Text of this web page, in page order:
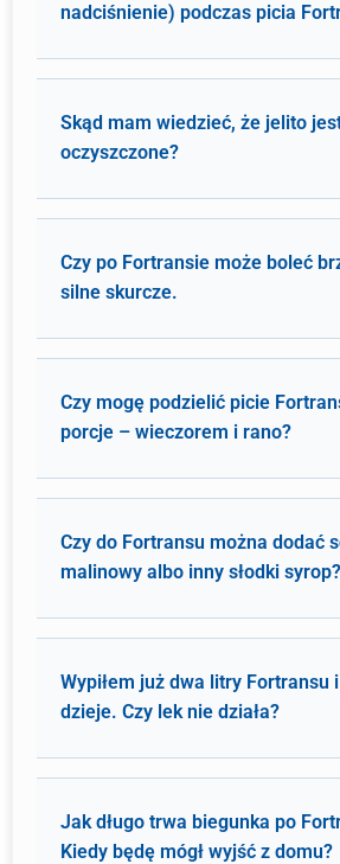
nadciśnienie) podczas picia
Skąd mam wiedzieć, że jelito
oczyszczone?
Czy po Fortransie może boleć
silne skurcze.
Czy mogę podzielić picie
porcje – wieczorem i rano?
Czy do Fortransu można dodać
malinowy albo inny słodki syrop?
Wypiłem już dwa litry Fortransu
dzieje. Czy lek nie działa?
Jak długo trwa biegunka po
Kiedy będę mógł wyjść z domu?